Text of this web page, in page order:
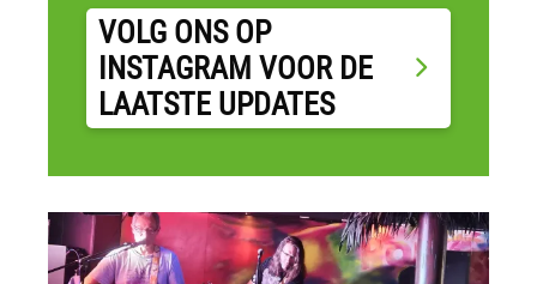
VOLG ONS OP
INSTAGRAM VOOR DE
LAATSTE UPDATES